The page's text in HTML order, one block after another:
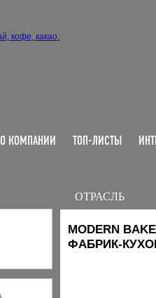
О КОМПАНИИ ТОП-ЛИСТЫ
ОТРАСЛЬ
MODERN
ФАБРИК-